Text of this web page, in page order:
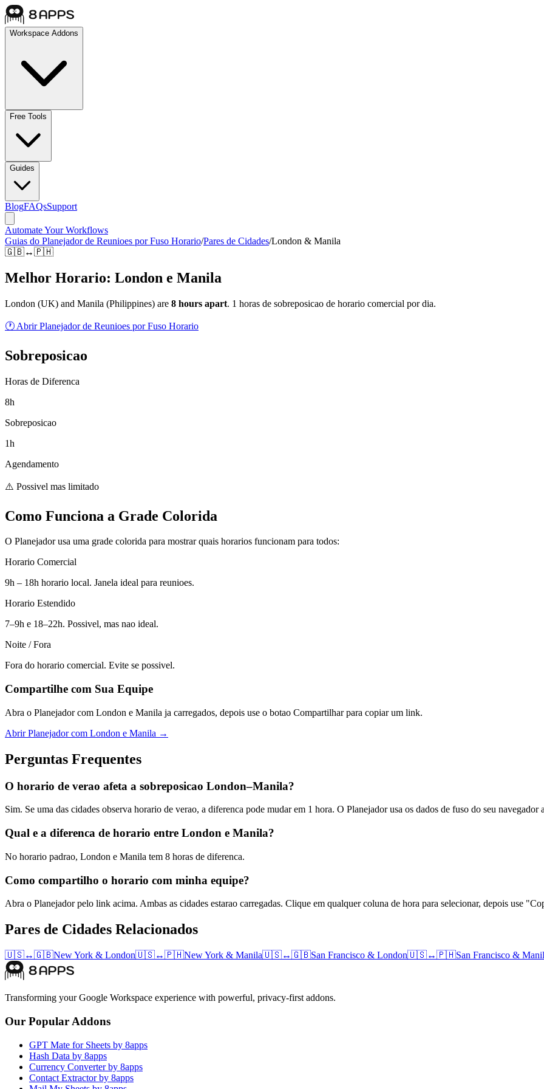
Workspace Addons
Free Tools
Guides
BlogFAQsSupport
Automate Your Workflows
Guias do Planejador de Reunioes por Fuso Horario/Pares de Cidades/London & Manila
🇬🇧↔🇵🇭
Melhor Horario: London e Manila
London (UK) and Manila (Philippines) are 8 hours apart. 1 horas de sobreposicao de horario comercial por dia.
🕐 Abrir Planejador de Reunioes por Fuso Horario
Sobreposicao
Horas de Diferenca
8h
Sobreposicao
1h
Agendamento
⚠️ Possivel mas limitado
Como Funciona a Grade Colorida
O Planejador usa uma grade colorida para mostrar quais horarios funcionam para todos:
Horario Comercial
9h – 18h horario local. Janela ideal para reunioes.
Horario Estendido
7–9h e 18–22h. Possivel, mas nao ideal.
Noite / Fora
Fora do horario comercial. Evite se possivel.
Compartilhe com Sua Equipe
Abra o Planejador com London e Manila ja carregados, depois use o botao Compartilhar para copiar um link.
Abrir Planejador com London e Manila →
Perguntas Frequentes
O horario de verao afeta a sobreposicao London–Manila?
Sim. Se uma das cidades observa horario de verao, a diferenca pode mudar em 1 hora. O Planejador usa os dados de fuso do seu navegador
Qual e a diferenca de horario entre London e Manila?
No horario padrao, London e Manila tem 8 horas de diferenca.
Como compartilho o horario com minha equipe?
Abra o Planejador pelo link acima. Ambas as cidades estarao carregadas. Clique em qualquer coluna de hora para selecionar, depois use
Pares de Cidades Relacionados
🇺🇸↔🇬🇧New York & London🇺🇸↔🇵🇭New York & Manila🇺🇸↔🇬🇧San Francisco & London🇺🇸↔🇵🇭San Francisco &
Transforming your Google Workspace experience with powerful, privacy-first addons.
Our Popular Addons
GPT Mate for Sheets by 8apps
Hash Data by 8apps
Currency Converter by 8apps
Contact Extractor by 8apps